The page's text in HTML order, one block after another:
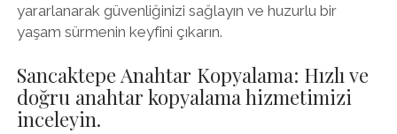
yararlanarak güvenliğinizi sağlayın ve huzurlu bir
yaşam sürmenin keyfini çıkarın.
Sancaktepe Anahtar Kopyalama: Hızlı ve
doğru anahtar kopyalama hizmetimizi
inceleyin.